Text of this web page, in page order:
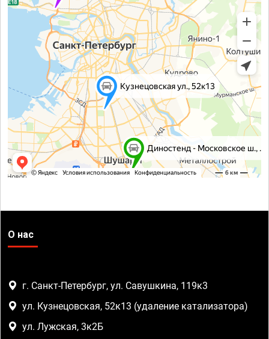
О нас
г. Санкт-Петербург, ул. Савушкина, 119к3
ул. Кузнецовская, 52к13 (удаление катализатора)
ул. Лужская, 3к2Б